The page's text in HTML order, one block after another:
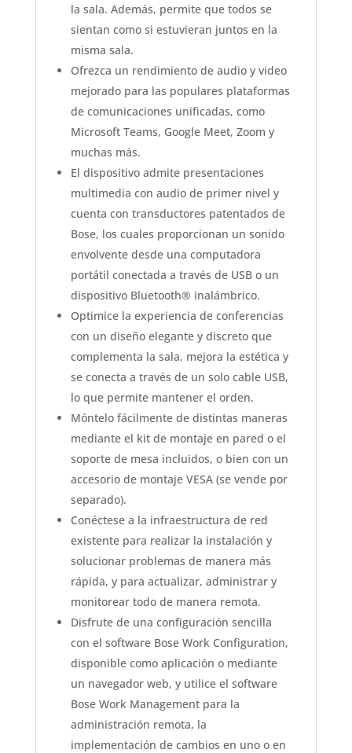
la sala. Además, permite que todos se
sientan como si estuvieran juntos en la
misma sala.
Ofrezca un rendimiento de audio y video
mejorado para las populares plataformas
de comunicaciones unificadas, como
Microsoft Teams, Google Meet, Zoom y
muchas más.
El dispositivo admite presentaciones
multimedia con audio de primer nivel y
cuenta con transductores patentados de
Bose, los cuales proporcionan un sonido
envolvente desde una computadora
portátil conectada a través de USB o un
dispositivo Bluetooth® inalámbrico.
Optimice la experiencia de conferencias
con un diseño elegante y discreto que
complementa la sala, mejora la estética y
se conecta a través de un solo cable USB,
lo que permite mantener el orden.
Móntelo fácilmente de distintas maneras
mediante el kit de montaje en pared o el
soporte de mesa incluidos, o bien con un
accesorio de montaje VESA (se vende por
separado).
Conéctese a la infraestructura de red
existente para realizar la instalación y
solucionar problemas de manera más
rápida, y para actualizar, administrar y
monitorear todo de manera remota.
Disfrute de una configuración sencilla
con el software Bose Work Configuration,
disponible como aplicación o mediante
un navegador web, y utilice el software
Bose Work Management para la
administración remota, la
implementación de cambios en uno o en